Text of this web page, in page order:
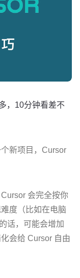
，10分钟看差不
新项目，Cursor
会完全按你
度（比如在电脑
话，可能会增加
会给 Cursor 自由